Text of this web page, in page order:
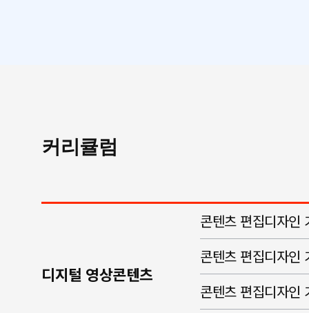
커리큘럼
디지털 영상콘텐츠
콘텐츠 편집디자인
콘텐츠 편집디자인
콘텐츠 편집디자인